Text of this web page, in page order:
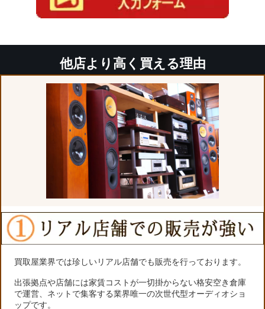
他店より高く買える理由
買取屋業界では珍しいリアル店舗でも販売を行っております。
出張拠点や店舗には家賃コストが一切掛からない格安空き倉庫
で運営、ネットで集客する業界唯一の次世代型オーディオショ
ップです。